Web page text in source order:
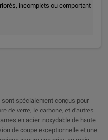
incomplets ou comportant
sont spécialement conçus pour
de verre, le carbone, et d'autres
en acier inoxydable de haute
de coupe exceptionnelle et une